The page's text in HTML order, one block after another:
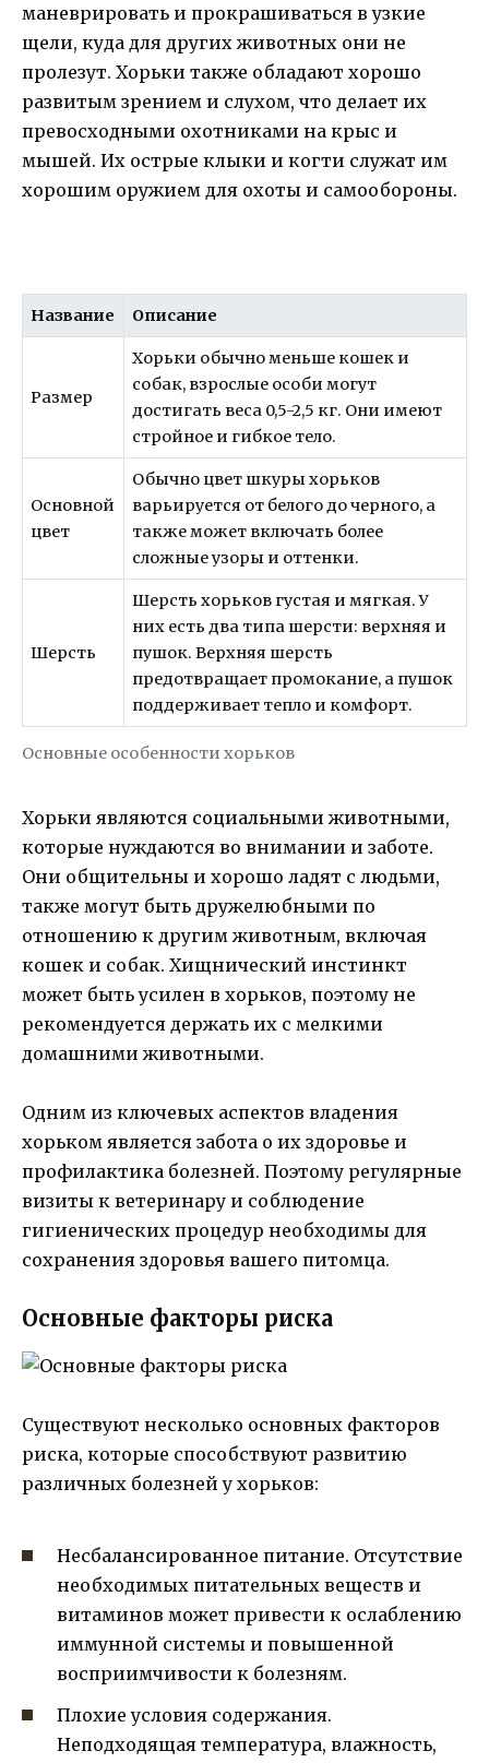
маневрировать и прокрашиваться в узкие
щели, куда для других животных они не
пролезут. Хорьки также обладают хорошо
развитым зрением и слухом, что делает их
превосходными охотниками на крыс и
мышей. Их острые клыки и когти служат им
хорошим оружием для охоты и самообороны.
Основные особенности хорьков
Название Описание
Размер
Хорьки обычно меньше кошек и
собак, взрослые особи могут
достигать веса 0,5-2,5 кг. Они имеют
стройное и гибкое тело.
Основной
цвет
Обычно цвет шкуры хорьков
варьируется от белого до черного, а
также может включать более
сложные узоры и оттенки.
Шерсть
Шерсть хорьков густая и мягкая. У
них есть два типа шерсти: верхняя и
пушок. Верхняя шерсть
предотвращает промокание, а пушок
поддерживает тепло и комфорт.
Хорьки являются социальными животными,
которые нуждаются во внимании и заботе.
Они общительны и хорошо ладят с людьми,
также могут быть дружелюбными по
отношению к другим животным, включая
кошек и собак. Хищнический инстинкт
может быть усилен в хорьков, поэтому не
рекомендуется держать их с мелкими
домашними животными.
Одним из ключевых аспектов владения
хорьком является забота о их здоровье и
профилактика болезней. Поэтому регулярные
визиты к ветеринару и соблюдение
гигиенических процедур необходимы для
сохранения здоровья вашего питомца.
Основные факторы риска
Существуют несколько основных факторов
риска, которые способствуют развитию
различных болезней у хорьков:
Несбалансированное питание. Отсутствие
необходимых питательных веществ и
витаминов может привести к ослаблению
иммунной системы и повышенной
восприимчивости к болезням.
Плохие условия содержания.
Неподходящая температура, влажность,